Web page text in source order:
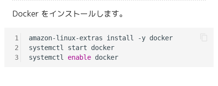
Docker をインストールします。
1
2
3
amazon-linux-extras install -y docker
systemctl start docker
systemctl enable docker